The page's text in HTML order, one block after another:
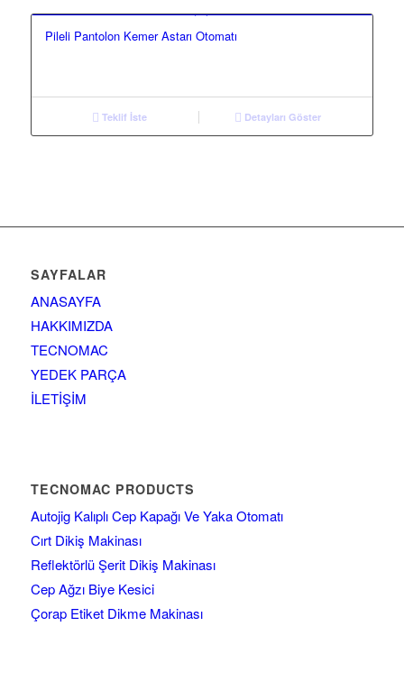
Pileli Pantolon Kemer Astarı Otomatı
Teklif İste Detayları Göster
SAYFALAR
ANASAYFA
HAKKIMIZDA
TECNOMAC
YEDEK PARÇA
İLETİŞİM
TECNOMAC PRODUCTS
Autojig Kalıplı Cep Kapağı Ve Yaka Otomatı
Cırt Dikiş Makinası
Reflektörlü Şerit Dikiş Makinası
Cep Ağzı Biye Kesici
Çorap Etiket Dikme Makinası